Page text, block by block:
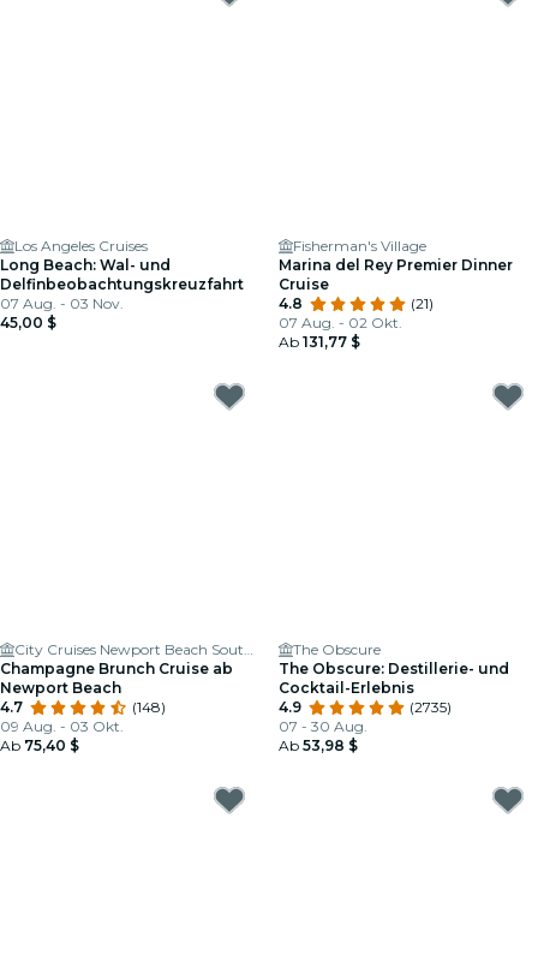
Los Angeles Cruises
Long Beach: Wal- und
Delfinbeobachtungskreuzfahrt
07 Aug. - 03 Nov.
45,00 $
Fisherman's Village
Marina del Rey Premier Dinner
Cruise
4.8
(21)
07 Aug. - 02 Okt.
Ab 131,77 $
City Cruises Newport Beach South Boarding
Champagne Brunch Cruise ab
Newport Beach
4.7
(148)
09 Aug. - 03 Okt.
Ab 75,40 $
The Obscure
The Obscure: Destillerie- und
Cocktail-Erlebnis
4.9
(2735)
07 - 30 Aug.
Ab 53,98 $